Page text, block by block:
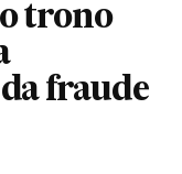
trono
fraude